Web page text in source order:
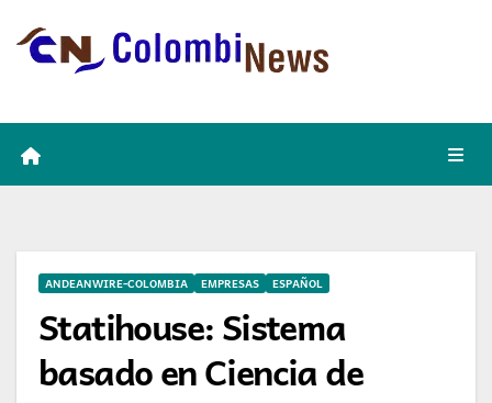
ANDEANWIRE-COLOMBIA EMPRESAS ESPAÑOL
Statihouse: Sistema
basado en Ciencia de